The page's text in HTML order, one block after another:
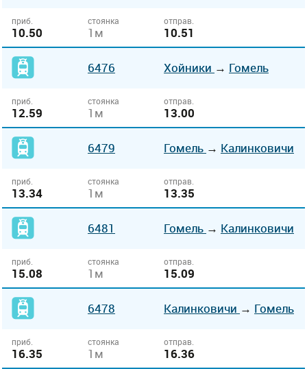
приб.
10.50
стоянка
1м
отправ.
10.51
6476 Хойники → Гомель
приб.
12.59
стоянка
1м
отправ.
13.00
6479 Гомель → Калинковичи
приб.
13.34
стоянка
1м
отправ.
13.35
6481 Гомель → Калинковичи
приб.
15.08
стоянка
1м
отправ.
15.09
6478 Калинковичи → Гомель
приб.
16.35
стоянка
1м
отправ.
16.36